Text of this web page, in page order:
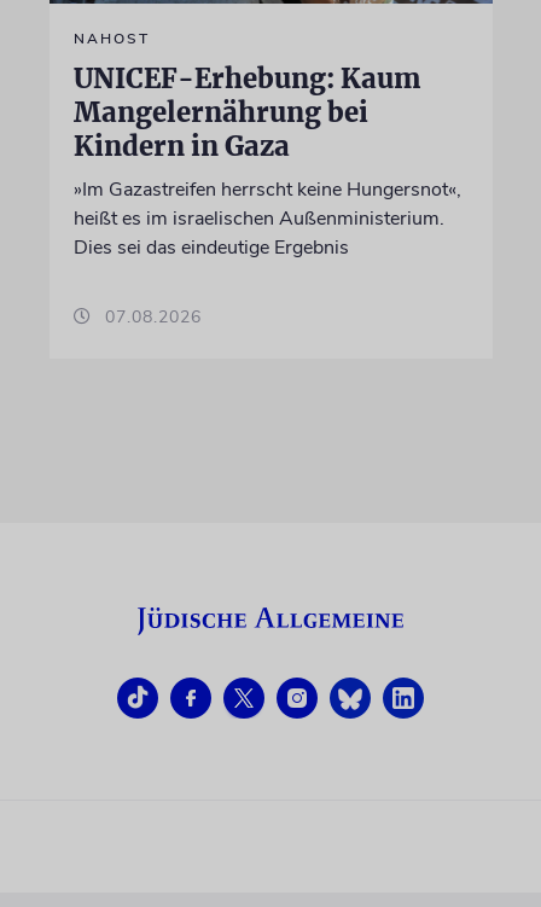
NAHOST
UNICEF-Erhebung: Kaum
Mangelernährung bei
Kindern in Gaza
»Im Gazastreifen herrscht keine Hungersnot«,
heißt es im israelischen Außenministerium.
Dies sei das eindeutige Ergebnis
07.08.2026